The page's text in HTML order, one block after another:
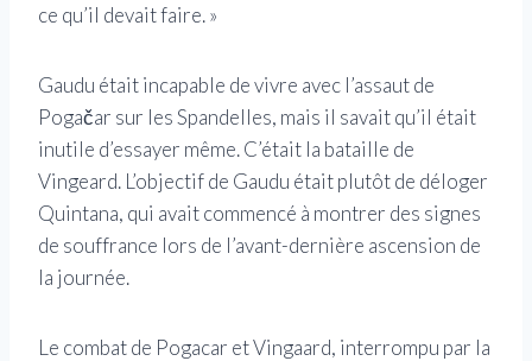
ce qu’il devait faire. »
Gaudu était incapable de vivre avec l’assaut de
Pogačar sur les Spandelles, mais il savait qu’il était
inutile d’essayer même. C’était la bataille de
Vingeard. L’objectif de Gaudu était plutôt de déloger
Quintana, qui avait commencé à montrer des signes
de souffrance lors de l’avant-dernière ascension de
la journée.
Le combat de Pogacar et Vingaard, interrompu par la